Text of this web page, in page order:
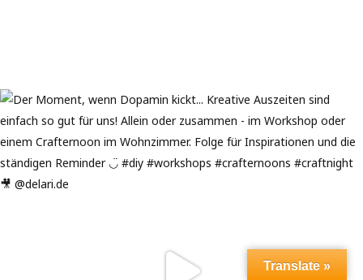
Translate »